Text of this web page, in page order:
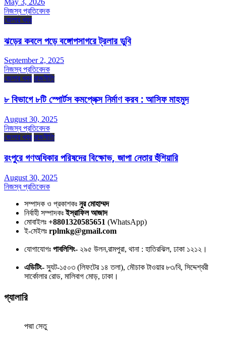
নিজস্ব প্রতিবেদক
জেলার খবর
ঝড়ের কবলে পড়ে বঙ্গোপসাগরে ট্রলার ডুবি
September 2, 2025
নিজস্ব প্রতিবেদক
জেলার খবর রাজনীতি
৮ বিভাগে ৮টি স্পোর্টস কমপ্লেক্স নির্মাণ করব : আসিফ মাহমুদ
August 30, 2025
নিজস্ব প্রতিবেদক
জেলার খবর রাজনীতি
রংপুরে গণঅধিকার পরিষদের বিক্ষোভ, জাপা নেতার হুঁশিয়ারি
August 30, 2025
নিজস্ব প্রতিবেদক
সম্পাদক ও প্রকাশকঃ নুর মোহাম্মদ
নির্বাহী সম্পাদকঃইস্রাফিল আজাদ
মোবাইলঃ +8801320585651 (WhatsApp)
ই-মেইলঃ rplmkg@gmail.com
যোগাযোগঃ পাবলিশিং- ২৯৫ উলন,রামপুরা, থানা : হাতিরঝিল, ঢাকা ১২১২।
এডিটিং- স্যুট-১৫০৩ (লিফটের ১৪ তলা), মৌচাক টাওয়ার ৮৩/বি, সিদ্দেশ্বরী
সার্কোলার রোড, মালিবাগ মোড়, ঢাকা।
গ্যালারি
পদ্মা সেতু